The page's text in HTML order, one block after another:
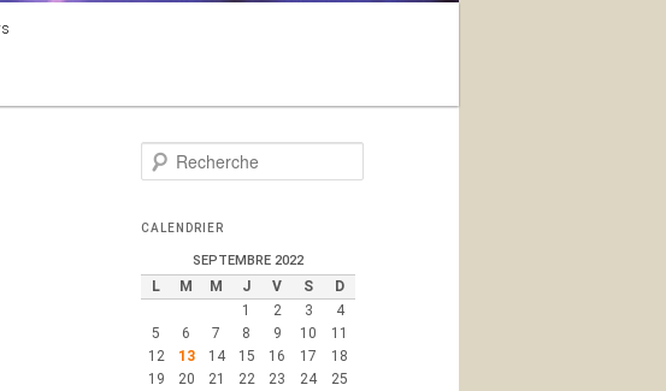
e
h
CALENDRIER
SEPTEMBRE 2022
L M M J V S
D
1
2 3
4
5
6 7 8 9 10
11
12
13 14 15 16 17
18
19
20 21 22 23 24
25